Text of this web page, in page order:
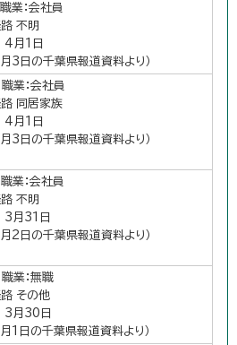
業：会社員
不明
4月1日
3日の千葉県報道資料より）
業：会社員
同居家族
4月1日
3日の千葉県報道資料より）
業：会社員
不明
3月31日
2日の千葉県報道資料より）
業：無職
その他
3月30日
1日の千葉県報道資料より）